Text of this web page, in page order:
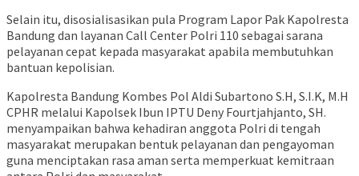
Selain itu, disosialisasikan pula Program Lapor Pak Kapolresta
Bandung dan layanan Call Center Polri 110 sebagai sarana
pelayanan cepat kepada masyarakat apabila membutuhkan
bantuan kepolisian.
Kapolresta Bandung Kombes Pol Aldi Subartono S.H, S.I.K, M.H
CPHR melalui Kapolsek Ibun IPTU Deny Fourtjahjanto, SH.
menyampaikan bahwa kehadiran anggota Polri di tengah
masyarakat merupakan bentuk pelayanan dan pengayoman
guna menciptakan rasa aman serta memperkuat kemitraan